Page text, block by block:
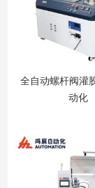
全自动螺杆阀灌
动化